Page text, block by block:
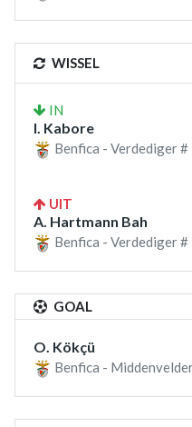
WISSEL
IN
I. Kabore
Benfica - Verdediger #
UIT
A. Hartmann Bah
Benfica - Verdediger #
GOAL
O. Kökçü
Benfica -